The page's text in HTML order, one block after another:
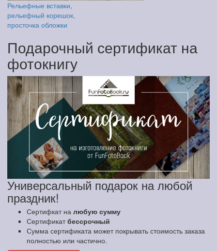
Рельефные вставки,
рельефный корешок,
просточка обложки
Подарочный сертификат на
фотокнигу
Универсальный подарок на любой
праздник!
Сертифкат на любую сумму
Сертификатбессрочный
Сумма сертификата может покрывать стоимость заказа
полностью или частично.